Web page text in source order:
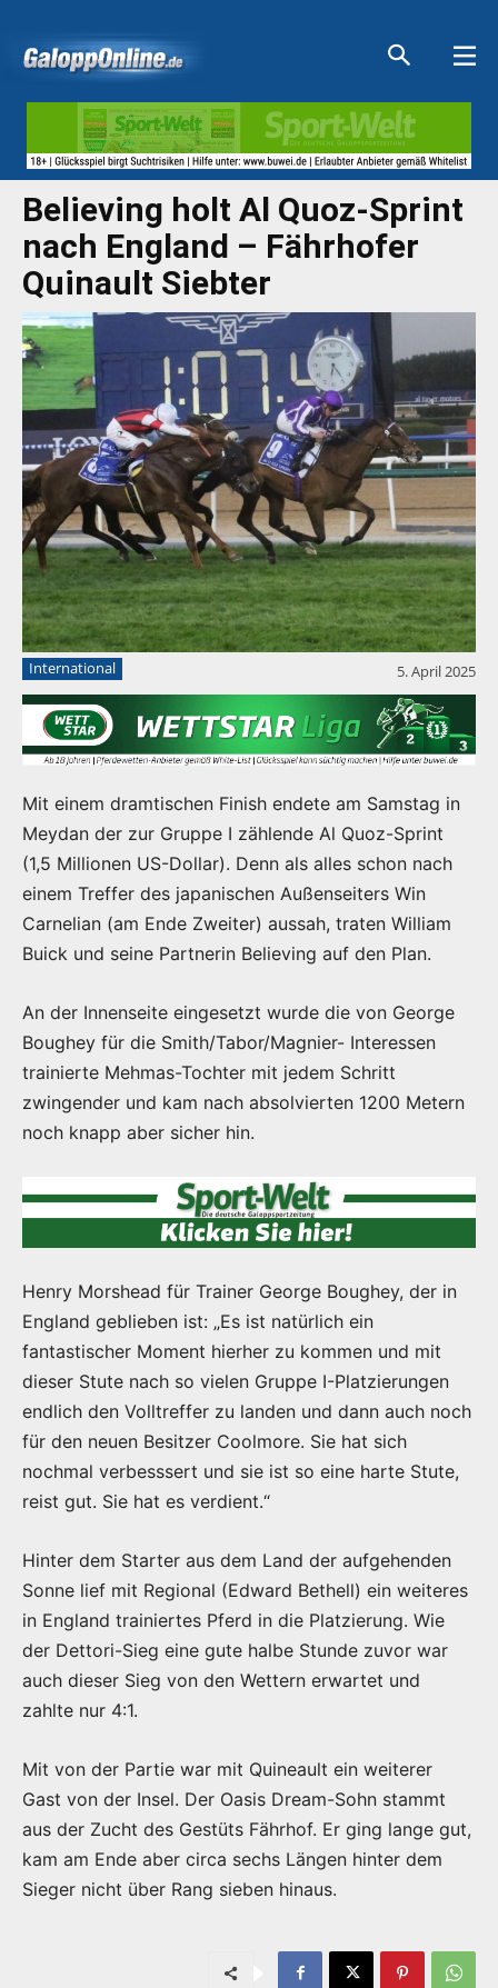
Believing holt Al Quoz-Sprint
nach England – Fährhofer
Quinault Siebter
International 5. April 2025
Mit einem dramtischen Finish endete am Samstag in
Meydan der zur Gruppe I zählende Al Quoz-Sprint
(1,5 Millionen US-Dollar). Denn als alles schon nach
einem Treffer des japanischen Außenseiters Win
Carnelian (am Ende Zweiter) aussah, traten William
Buick und seine Partnerin Believing auf den Plan.
An der Innenseite eingesetzt wurde die von George
Boughey für die Smith/Tabor/Magnier- Interessen
trainierte Mehmas-Tochter mit jedem Schritt
zwingender und kam nach absolvierten 1200 Metern
noch knapp aber sicher hin.
Henry Morshead für Trainer George Boughey, der in
England geblieben ist: „Es ist natürlich ein
fantastischer Moment hierher zu kommen und mit
dieser Stute nach so vielen Gruppe I-Platzierungen
endlich den Volltreffer zu landen und dann auch noch
für den neuen Besitzer Coolmore. Sie hat sich
nochmal verbesssert und sie ist so eine harte Stute,
reist gut. Sie hat es verdient.“
Hinter dem Starter aus dem Land der aufgehenden
Sonne lief mit Regional (Edward Bethell) ein weiteres
in England trainiertes Pferd in die Platzierung. Wie
der Dettori-Sieg eine gute halbe Stunde zuvor war
auch dieser Sieg von den Wettern erwartet und
zahlte nur 4:1.
Mit von der Partie war mit Quineault ein weiterer
Gast von der Insel. Der Oasis Dream-Sohn stammt
aus der Zucht des Gestüts Fährhof. Er ging lange gut,
kam am Ende aber circa sechs Längen hinter dem
Sieger nicht über Rang sieben hinaus.